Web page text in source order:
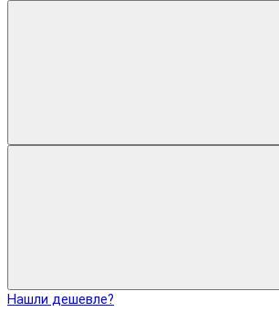
Нашли дешевле?